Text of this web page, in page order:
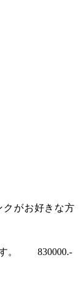
がお好きな方
す。 830000.-